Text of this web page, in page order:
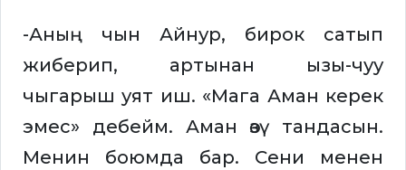
-Аның чын Айнур, бирок сатып
жиберип, артынан ызы-чуу
чыгарыш уят иш. «Мага Аман керек
эмес» дебейм. Аман өзү тандасын.
Менин боюмда бар. Сени менен